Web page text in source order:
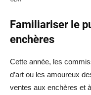
Familiariser le
enchères
Cette année, les
d’art ou les amoureux
ventes aux enchères et